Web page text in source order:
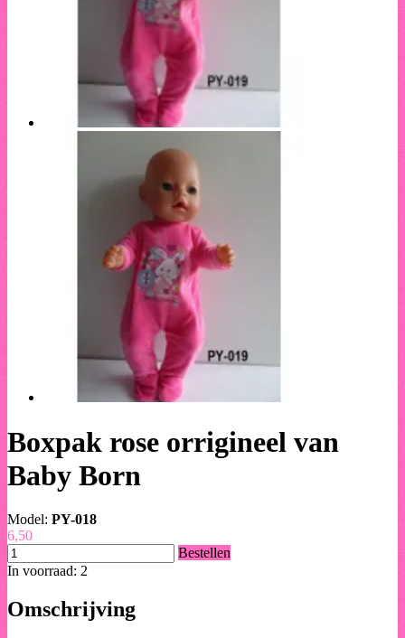
Boxpak rose orrigineel van
Baby Born
Model: PY-018
6,50
Bestellen
In voorraad: 2
Omschrijving